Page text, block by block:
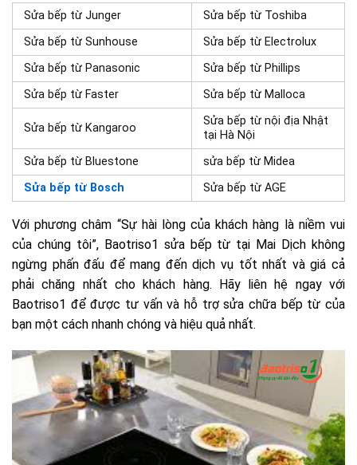
Sửa bếp từ Junger
Sửa bếp từ Toshiba
Sửa bếp từ Sunhouse
Sửa bếp từ Electrolux
Sửa bếp từ Panasonic
Sửa bếp từ Phillips
Sửa bếp từ Faster
Sửa bếp từ Malloca
Sửa bếp từ Kangaroo
Sửa bếp từ nội địa Nhật
tại Hà Nội
Sửa bếp từ Bluestone
sửa bếp từ Midea
Sửa bếp từ Bosch
Sửa bếp từ AGE
Với phương châm “Sự hài lòng của khách hàng là niềm vui
của chúng tôi”, Baotriso1 sửa bếp từ tại Mai Dịch không
ngừng phấn đấu để mang đến dịch vụ tốt nhất và giá cả
phải chăng nhất cho khách hàng. Hãy liên hệ ngay với
Baotriso1 để được tư vấn và hỗ trợ sửa chữa bếp từ của
bạn một cách nhanh chóng và hiệu quả nhất.